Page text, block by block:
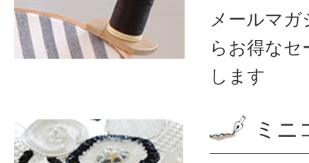
メールマ
ら お得なセ
します
ミニ